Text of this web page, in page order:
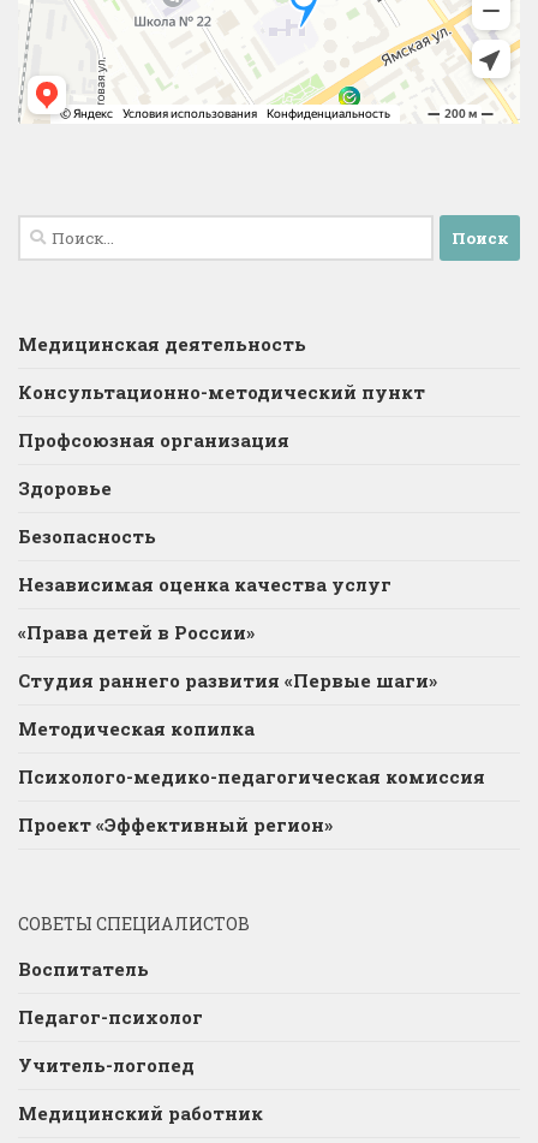
Найти:
Медицинская деятельность
Консультационно-методический пункт
Профсоюзная организация
Здоровье
Безопасность
Независимая оценка качества услуг
«Права детей в России»
Студия раннего развития «Первые шаги»
Методическая копилка
Психолого-медико-педагогическая комиссия
Проект «Эффективный регион»
СОВЕТЫ СПЕЦИАЛИСТОВ
Воспитатель
Педагог-психолог
Учитель-логопед
Медицинский работник